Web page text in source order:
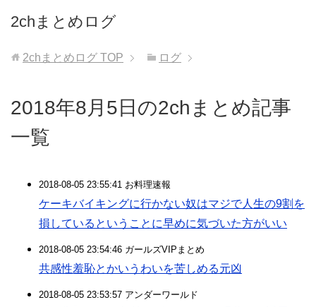
2chまとめログ
2chまとめログ TOP ログ
2018年8月5日の2chまとめ記事
一覧
2018-08-05 23:55:41 お料理速報
ケーキバイキングに行かない奴はマジで人生の9割を
損しているということに早めに気づいた方がいい
2018-08-05 23:54:46 ガールズVIPまとめ
共感性羞恥とかいうわいを苦しめる元凶
2018-08-05 23:53:57 アンダーワールド